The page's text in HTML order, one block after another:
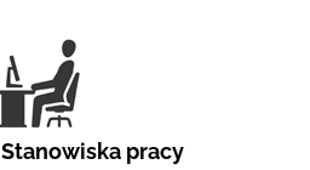
Stanowiska pracy